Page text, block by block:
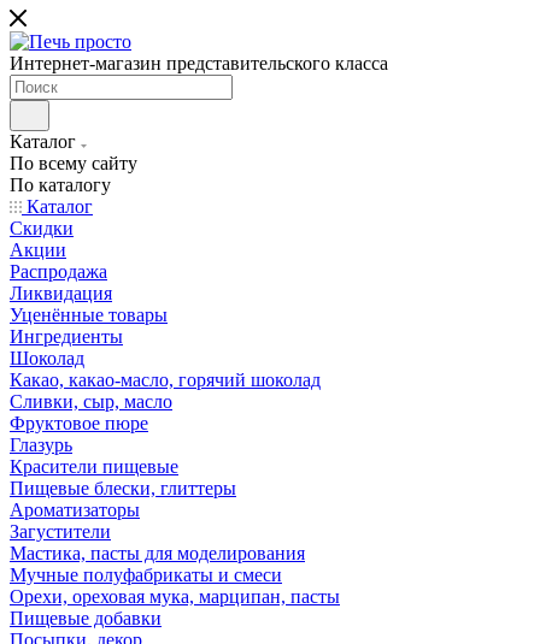
Интернет-магазин представительского класса
Каталог
По всему сайту
По каталогу
Каталог
Скидки
Акции
Распродажа
Ликвидация
Уценённые товары
Ингредиенты
Шоколад
Какао, какао-масло, горячий шоколад
Сливки, сыр, масло
Фруктовое пюре
Глазурь
Красители пищевые
Пищевые блески, глиттеры
Ароматизаторы
Загустители
Мастика, пасты для моделирования
Мучные полуфабрикаты и смеси
Орехи, ореховая мука, марципан, пасты
Пищевые добавки
Посыпки, декор